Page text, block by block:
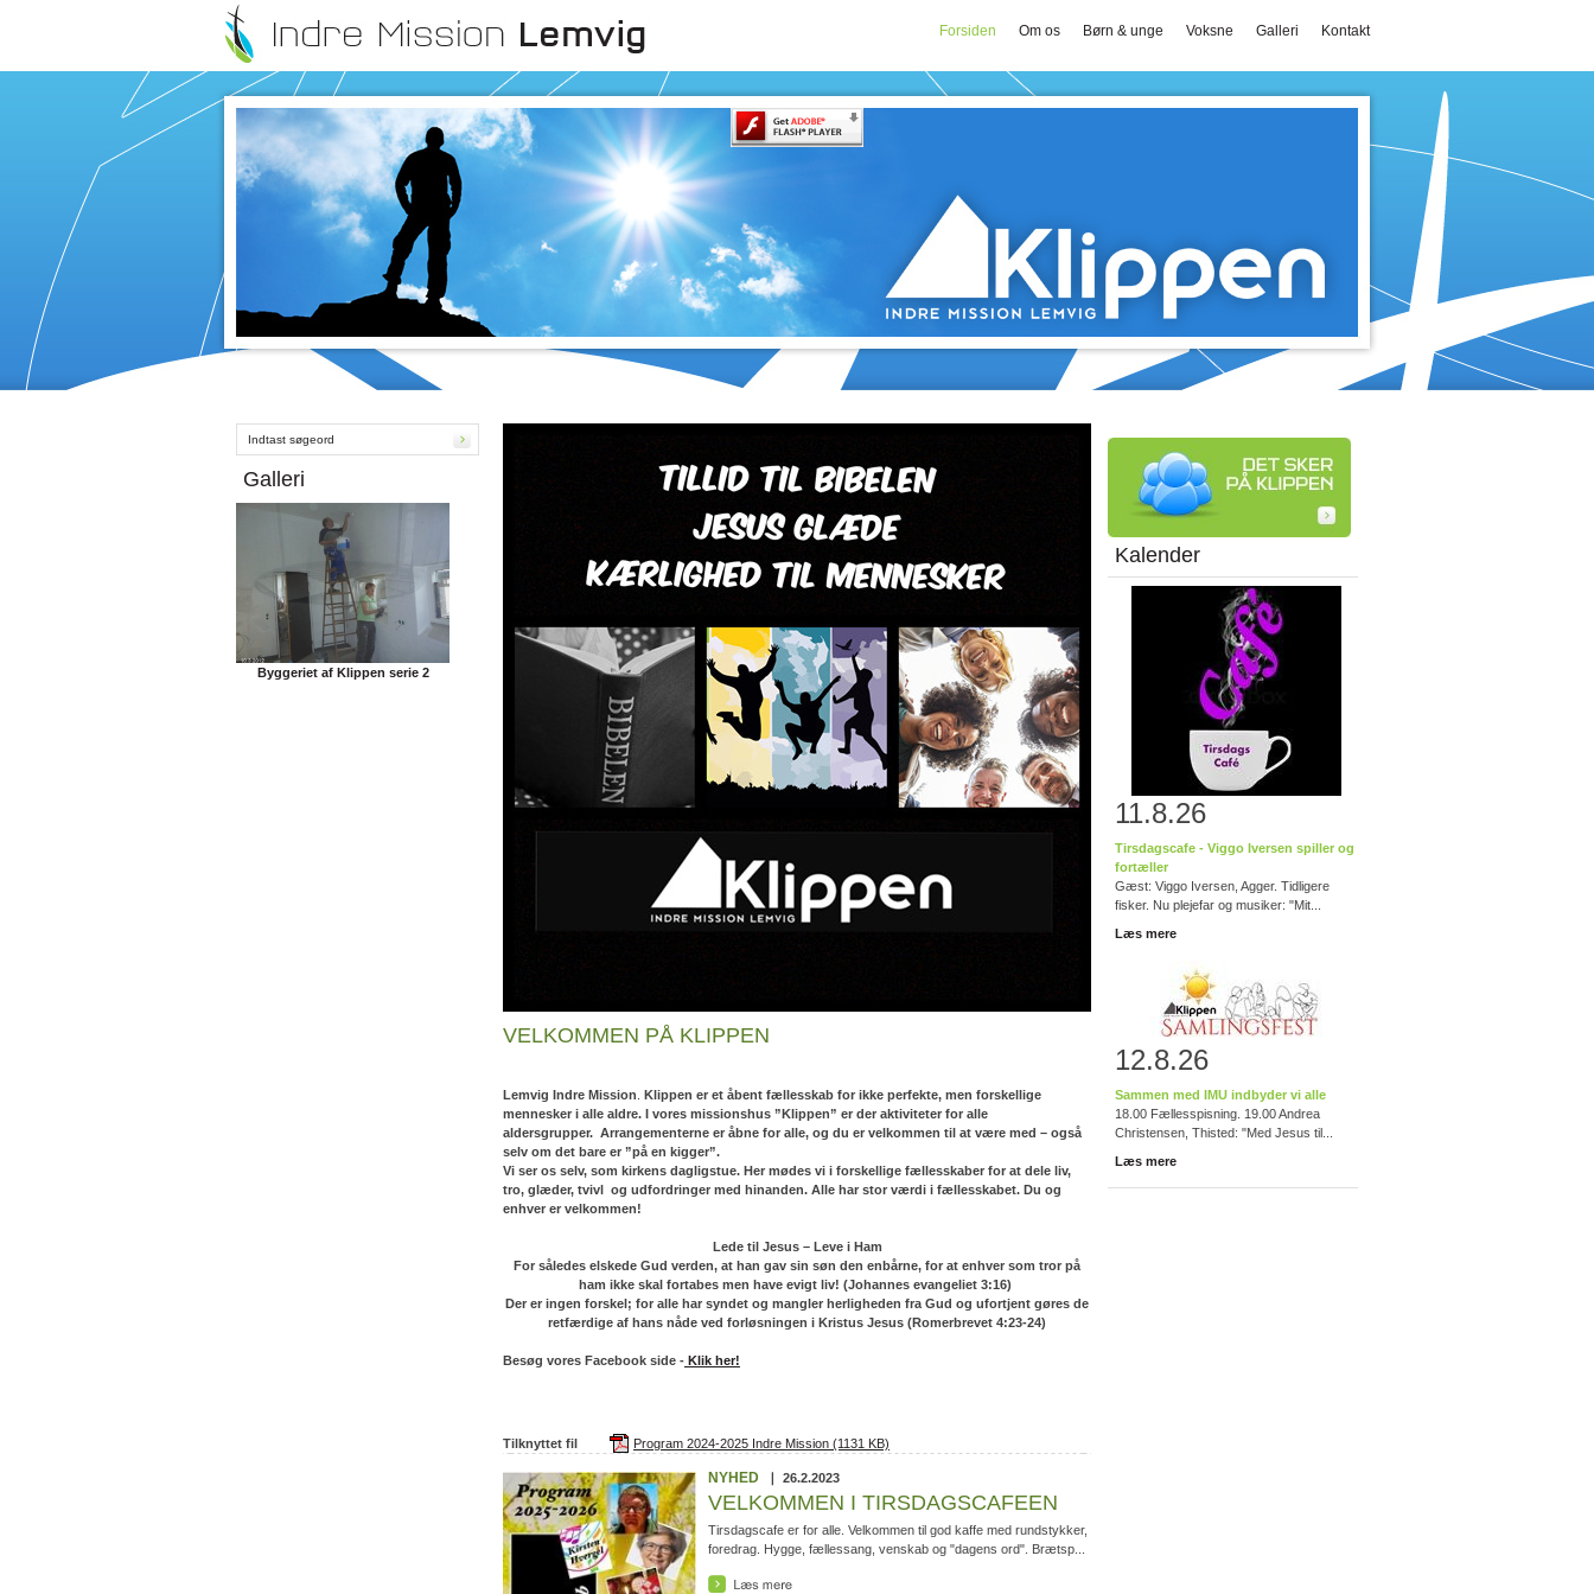
Forsiden Om os Børn & unge Voksne Galleri Kontakt
Galleri
Byggeriet af Klippen serie 2
VELKOMMEN PÅ KLIPPEN
Lemvig Indre Mission Klippen er et åbent fællesskab for ikke perfekte, men forskellige
mennesker i alle aldre. I vores missionshus ”Klippen” er der aktiviteter for alle
aldersgrupper. Arrangementerne er åbne for alle, og du er velkommen til at være med – også
selv om det bare er ”på en kigger”.
Vi ser os selv, som kirkens dagligstue. Her mødes vi i forskellige fællesskaber for at dele liv,
tro, glæder, tvivl og udfordringer med hinanden. Alle har stor værdi i fællesskabet. Du og
enhver er velkommen!
Lede til Jesus – Leve i Ham
For således elskede Gud verden, at han gav sin søn den enbårne, for at enhver som tror på
ham ikke skal fortabes men have evigt liv! (Johannes evangeliet 3:16)
Der er ingen forskel; for alle har syndet og mangler herligheden fra Gud og ufortjent gøres de
retfærdige af hans nåde ved forløsningen i Kristus Jesus (Romerbrevet 4:23-24)
Besøg vores Facebook side - Klik her!
Tilknyttet fil Program 2024-2025 Indre Mission (1131 KB)
NYHED 26.2.2023
VELKOMMEN I TIRSDAGSCAFEEN
Tirsdagscafe er for alle. Velkommen til god kaffe med rundstykker,
foredrag. Hygge, fællessang, venskab og "dagens ord". Brætsp...
Kalender
11.8.26
Tirsdagscafe - Viggo Iversen spiller og
fortæller
Gæst: Viggo Iversen, Agger. Tidligere
fisker. Nu plejefar og musiker: "Mit...
Læs mere
12.8.26
Sammen med IMU indbyder vi alle
18.00 Fællesspisning. 19.00 Andrea
Christensen, Thisted: "Med Jesus til...
Læs mere